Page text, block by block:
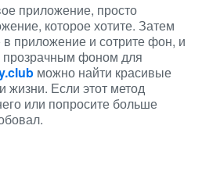
приложение, просто
которое хотите. Затем
приложение и сотрите фон, и
прозрачным фоном для
можно найти красивые
жизни. Если этот метод
или попросите больше